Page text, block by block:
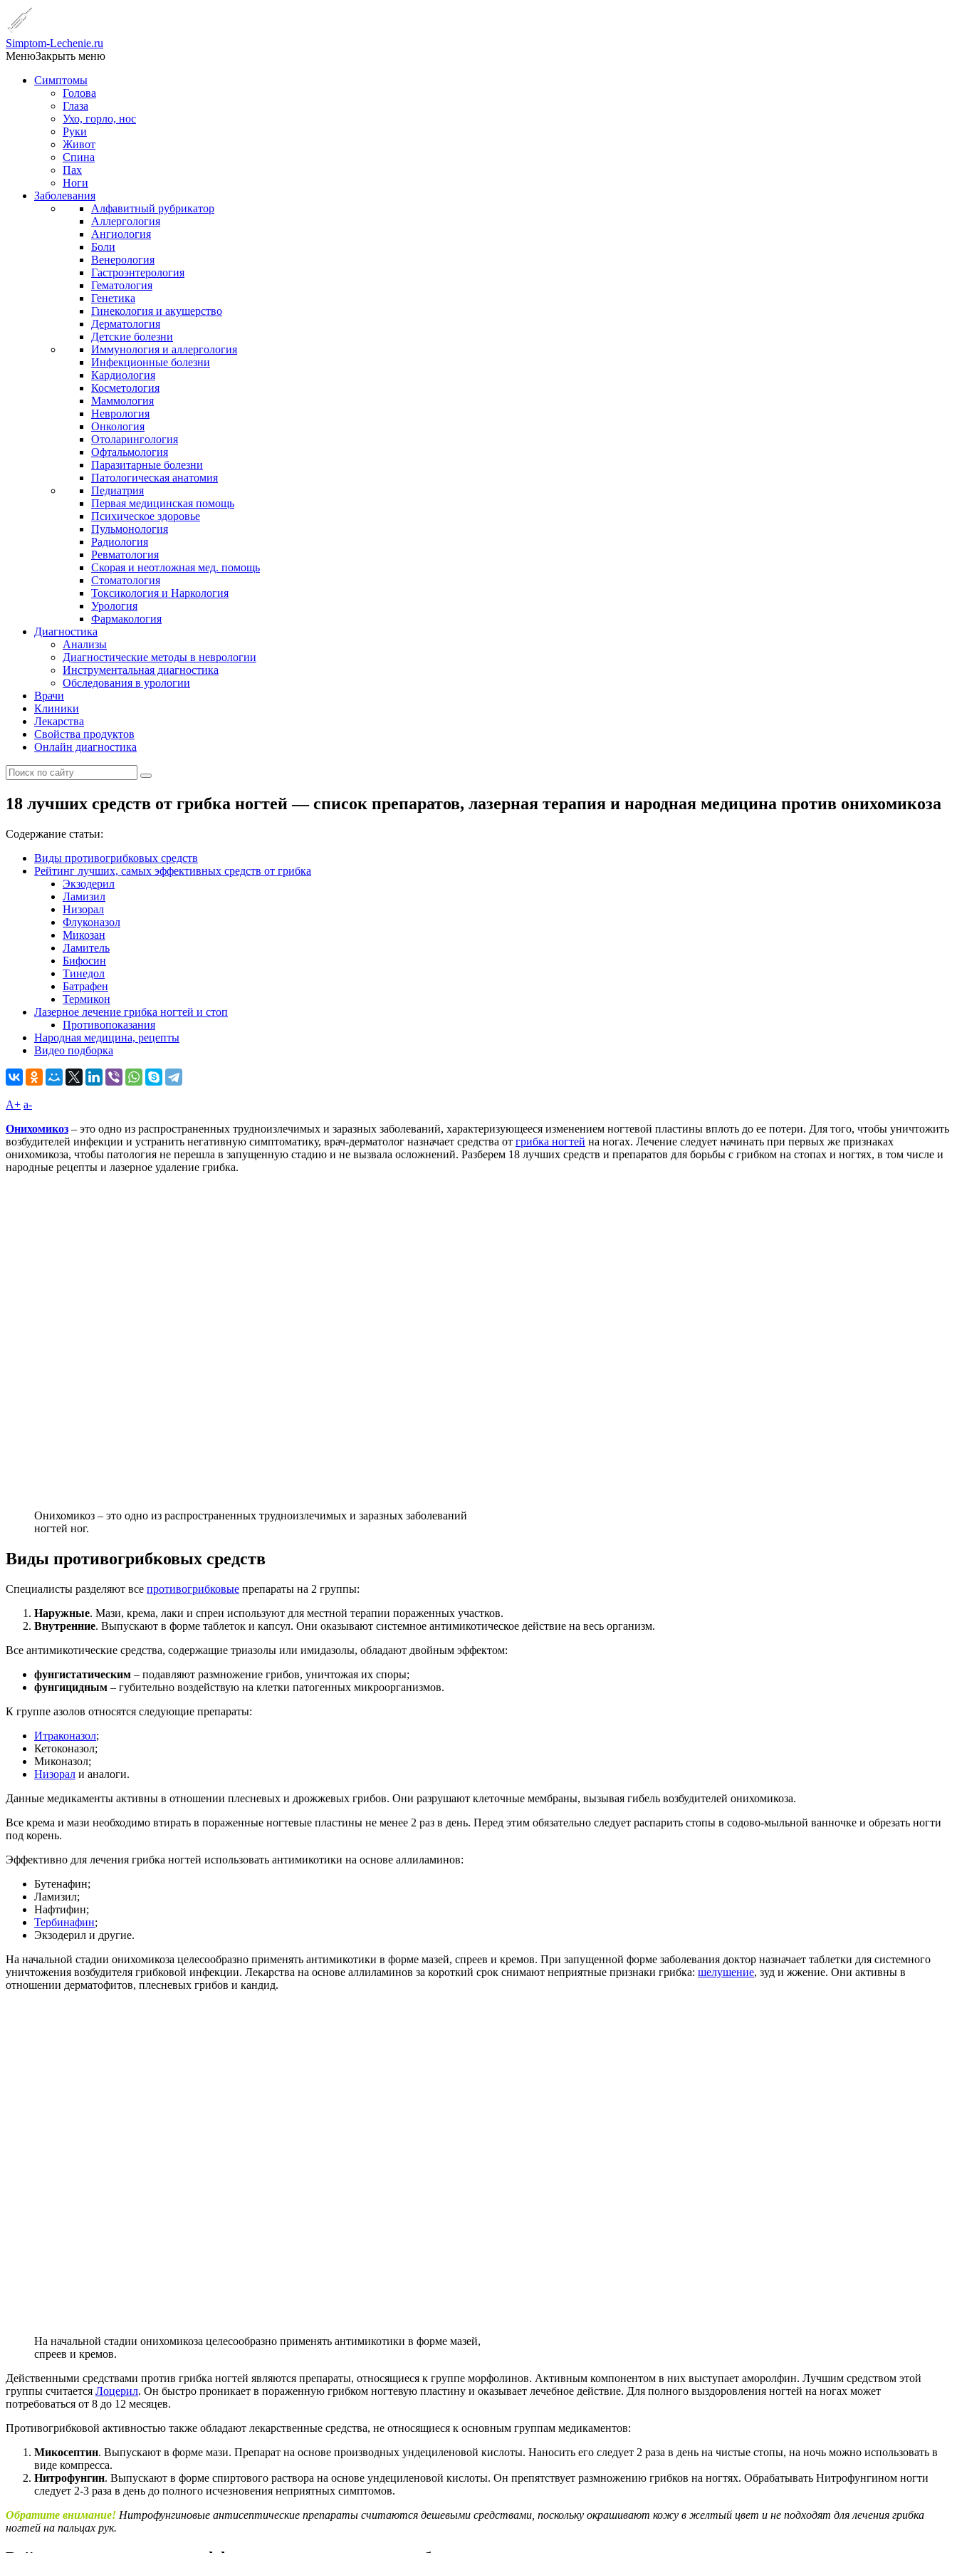
Simptom-Lechenie.ru
МенюЗакрыть меню
Симптомы
Голова
Глаза
Ухо, горло, нос
Руки
Живот
Спина
Пах
Ноги
Заболевания
Алфавитный рубрикатор
Аллергология
Ангиология
Боли
Венерология
Гастроэнтерология
Гематология
Генетика
Гинекология и акушерство
Дерматология
Детские болезни
Иммунология и аллергология
Инфекционные болезни
Кардиология
Косметология
Маммология
Неврология
Онкология
Отоларингология
Офтальмология
Паразитарные болезни
Патологическая анатомия
Педиатрия
Первая медицинская помощь
Психическое здоровье
Пульмонология
Радиология
Ревматология
Скорая и неотложная мед. помощь
Стоматология
Токсикология и Наркология
Урология
Фармакология
Диагностика
Анализы
Диагностические методы в неврологии
Инструментальная диагностика
Обследования в урологии
Врачи
Клиники
Лекарства
Свойства продуктов
Онлайн диагностика
18 лучших средств от грибка ногтей — список препаратов, лазерная терапия и народная медицина против онихомикоза
Содержание статьи:
Виды противогрибковых средств
Рейтинг лучших, самых эффективных средств от грибка
Экзодерил
Ламизил
Низорал
Флуконазол
Микозан
Ламитель
Бифосин
Тинедол
Батрафен
Термикон
Лазерное лечение грибка ногтей и стоп
Противопоказания
Народная медицина, рецепты
Видео подборка
A+ а-
Онихомикоз – это одно из распространенных трудноизлечимых и заразных заболеваний, характеризующееся изменением ногтевой пластины вплоть до ее потери. Для того, чтобы уничтожить
возбудителей инфекции и устранить негативную симптоматику, врач-дерматолог назначает средства от грибка ногтей на ногах. Лечение следует начинать при первых же признаках
онихомикоза, чтобы патология не перешла в запущенную стадию и не вызвала осложнений. Разберем 18 лучших средств и препаратов для борьбы с грибком на стопах и ногтях, в том числе и
народные рецепты и лазерное удаление грибка.
Онихомикоз – это одно из распространенных трудноизлечимых и заразных заболеваний
ногтей ног.
Виды противогрибковых средств
Специалисты разделяют все противогрибковые препараты на 2 группы:
Наружные. Мази, крема, лаки и спреи используют для местной терапии пораженных участков.
Внутренние. Выпускают в форме таблеток и капсул. Они оказывают системное антимикотическое действие на весь организм.
Все антимикотические средства, содержащие триазолы или имидазолы, обладают двойным эффектом:
фунгистатическим – подавляют размножение грибов, уничтожая их споры;
фунгицидным – губительно воздействую на клетки патогенных микроорганизмов.
К группе азолов относятся следующие препараты:
Итраконазол;
Кетоконазол;
Миконазол;
Низорал и аналоги.
Данные медикаменты активны в отношении плесневых и дрожжевых грибов. Они разрушают клеточные мембраны, вызывая гибель возбудителей онихомикоза.
Все крема и мази необходимо втирать в пораженные ногтевые пластины не менее 2 раз в день. Перед этим обязательно следует распарить стопы в содово-мыльной ванночке и обрезать ногти
под корень.
Эффективно для лечения грибка ногтей использовать антимикотики на основе аллиламинов:
Бутенафин;
Ламизил;
Нафтифин;
Тербинафин;
Экзодерил и другие.
На начальной стадии онихомикоза целесообразно применять антимикотики в форме мазей, спреев и кремов. При запущенной форме заболевания доктор назначает таблетки для системного
уничтожения возбудителя грибковой инфекции. Лекарства на основе аллиламинов за короткий срок снимают неприятные признаки грибка: шелушение, зуд и жжение. Они активны в
отношении дерматофитов, плесневых грибов и кандид.
На начальной стадии онихомикоза целесообразно применять антимикотики в форме мазей,
спреев и кремов.
Действенными средствами против грибка ногтей являются препараты, относящиеся к группе морфолинов. Активным компонентом в них выступает аморолфин. Лучшим средством этой
группы считается Лоцерил. Он быстро проникает в пораженную грибком ногтевую пластину и оказывает лечебное действие. Для полного выздоровления ногтей на ногах может
потребоваться от 8 до 12 месяцев.
Противогрибковой активностью также обладают лекарственные средства, не относящиеся к основным группам медикаментов:
Микосептин. Выпускают в форме мази. Препарат на основе производных ундециленовой кислоты. Наносить его следует 2 раза в день на чистые стопы, на ночь можно использовать в
виде компресса.
Нитрофунгин. Выпускают в форме спиртового раствора на основе ундециленовой кислоты. Он препятствует размножению грибков на ногтях. Обрабатывать Нитрофунгином ногти
следует 2-3 раза в день до полного исчезновения неприятных симптомов.
Обратите внимание! Нитрофунгиновые антисептические препараты считаются дешевыми средствами, поскольку окрашивают кожу в желтый цвет и не подходят для лечения грибка
ногтей на пальцах рук.